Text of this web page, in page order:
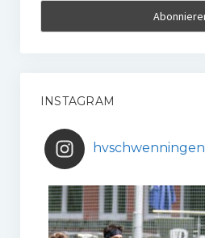
INSTAGRAM
hvschwenningen